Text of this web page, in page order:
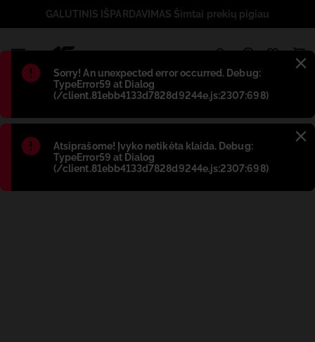
Błąd:
Sorry! An unexpected error occurred. Debug:
TypeError59 at Dialog
(/client.81ebb4133d7828d9244e.js:2307:698)
Błąd:
Atsiprašome! Įvyko netikėta klaida. Debug:
TypeError59 at Dialog
(/client.81ebb4133d7828d9244e.js:2307:698)
GALUTINIS IŠPARDAVIMAS Šimtai prekių pigiau